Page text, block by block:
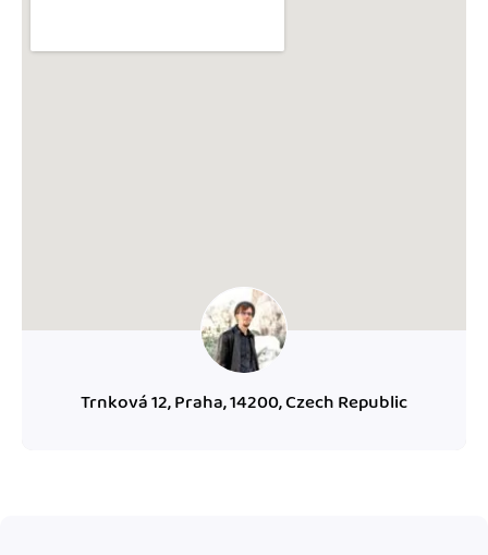
Trnková 12, Praha, 14200, Czech Republic